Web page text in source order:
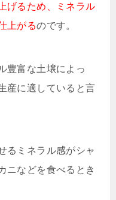
げるため、ミネラル
上がるのです。
豊富な土壌によっ
産に適していると言
るミネラル感がシャ
ニなどを食べるとき